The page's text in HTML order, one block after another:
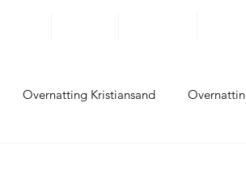
Overnatting Kristiansand